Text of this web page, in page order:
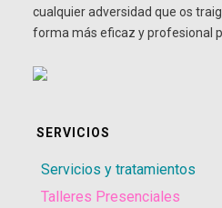
cualquier adversidad que os
forma más eficaz y profesional
SERVICIOS
Servicios y tratamientos
Talleres Presenciales